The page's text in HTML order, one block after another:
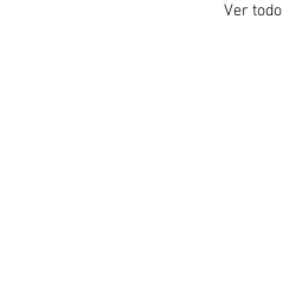
Ver todo